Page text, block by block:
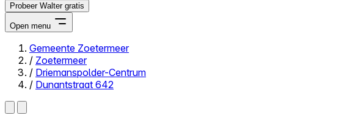
Probeer Walter gratis
Open menu
Close menu
Gemeente Zoetermeer
/ Zoetermeer
/ Driemanspolder-Centrum
/ Dunantstraat 642